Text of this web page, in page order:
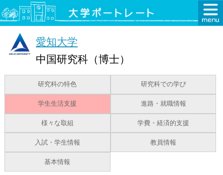
愛知大学
中国研究科（博士）
研究科の特色 研究科での学び
学生生活支援 進路・就職情報
様々な取組 学費・経済的支援
入試・学生情報 教員情報
基本情報